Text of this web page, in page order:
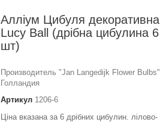
Алліум Цибуля декоративна
Lucy Ball (дрібна цибулина 6
шт)
Производитель "Jan Langedijk Flower Bulbs"
Голландия
Артикул 1206-6
Ціна вказана за 6 дрібних цибулин. лілово-